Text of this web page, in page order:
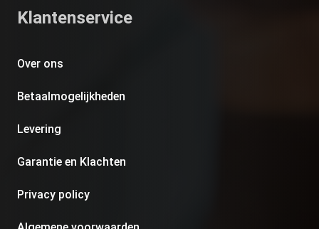
Klantenservice
Over ons
Betaalmogelijkheden
Levering
Garantie en Klachten
Privacy policy